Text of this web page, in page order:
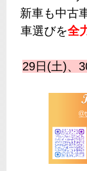
新車も中古
車選びを全
29日(土)、